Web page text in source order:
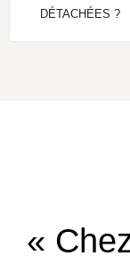
DÉTACHÉES ?
«